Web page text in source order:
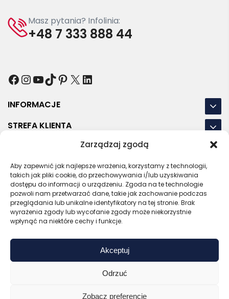
Zarządzaj zgodą
Aby zapewnić jak najlepsze wrażenia, korzystamy z technologii,
takich jak pliki cookie, do przechowywania i/lub uzyskiwania
dostępu do informacji o urządzeniu. Zgoda na te technologie
pozwoli nam przetwarzać dane, takie jak zachowanie podczas
przeglądania lub unikalne identyfikatory na tej stronie. Brak
wyrażenia zgody lub wycofanie zgody może niekorzystnie
wpłynąć na niektóre cechy i funkcje.
Akceptuj
Odrzuć
Zobacz preferencje
Masz pytania? Infolinia:
+48 7 333 888 44
Facebook
Instagram
YouTube
TikTok
Pinterest
X LinkedIn
INFORMACJE
STREFA KLIENTA
NASZE LOKALIZACJE
OSTATNIE POSTY
RODOREGULAMINPOLITYKA PRYWATNOŚCI
Certyfikat SSL
Zaufany sprzedawca
Sprawdź opinie